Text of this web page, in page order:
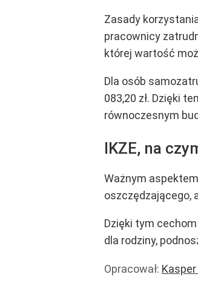
Zasady
pracownicy
której wartość
Dla osób
083,20 zł. Dzięki
równoczesnym
IKZE, na
Ważnym
oszczędzającego,
Dzięki tym
dla rodziny,
Opracował: